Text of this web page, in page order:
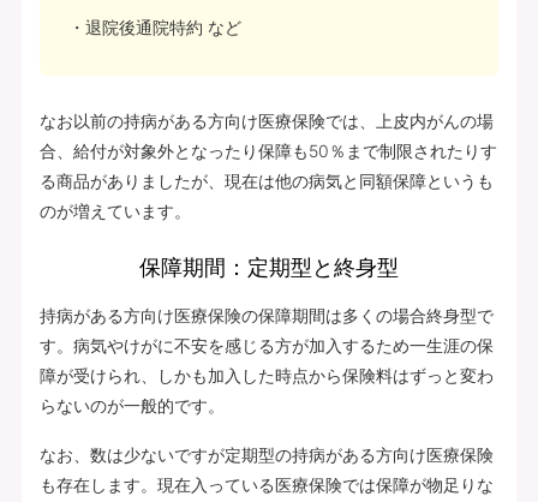
退院後通院特約 など
なお以前の持病がある方向け医療保険では、上皮内がんの場
合、給付が対象外となったり保障も50％まで制限されたりす
る商品がありましたが、現在は他の病気と同額保障というも
のが増えています。
保障期間：定期型と終身型
持病がある方向け医療保険の保障期間は多くの場合終身型で
す。病気やけがに不安を感じる方が加入するため一生涯の保
障が受けられ、しかも加入した時点から保険料はずっと変わ
らないのが一般的です。
なお、数は少ないですが定期型の持病がある方向け医療保険
も存在します。現在入っている医療保険では保障が物足りな